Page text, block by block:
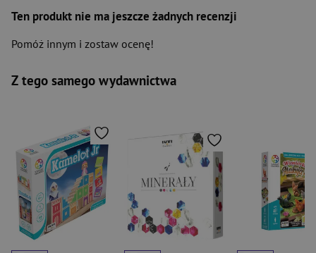
Ten produkt nie ma jeszcze żadnych recenzji
Pomóż innym i zostaw ocenę!
Z tego samego wydawnictwa